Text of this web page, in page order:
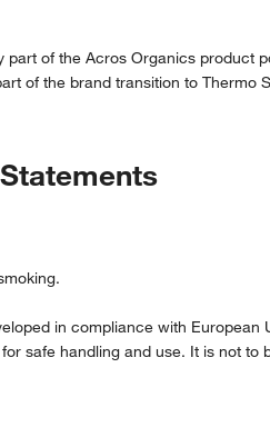
of the Acros Organics
of the brand transition to Thermo
in compliance with
safe handling and use. It is not